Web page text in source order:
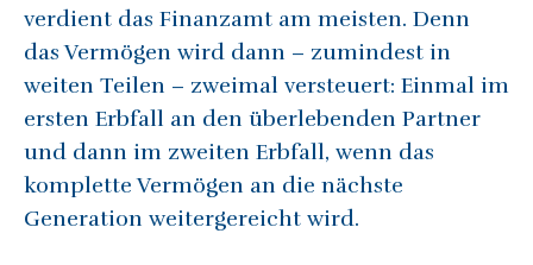
verdient das Finanzamt am meisten. Denn
das Vermögen wird dann – zumindest in
weiten Teilen – zweimal versteuert: Einmal im
ersten Erbfall an den überlebenden Partner
und dann im zweiten Erbfall, wenn das
komplette Vermögen an die nächste
Generation weitergereicht wird.